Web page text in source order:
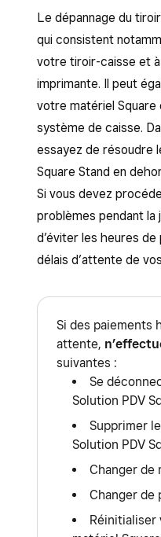
Le dépannage du
qui consistent
votre tiroir-caisse et
imprimante. Il peut
votre matériel Square
système de caisse.
essayez de résoudre
Square Stand en
Si vous devez
problèmes pendant la
d’éviter les heures
délais d’attente de
Si des paiements
attente,
suivantes :
Se
Solution PDV
Supprimer
Solution PDV
Changer de
Changer de
Réinitialiser